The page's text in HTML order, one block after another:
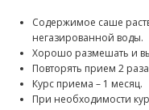
Содержимое саше
негазированной воды.
Хорошо размешать и
Повторять прием 2
Курс приема – 1 месяц.
При необходимости